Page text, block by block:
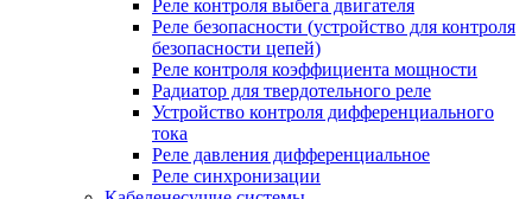
Реле контроля выбега двигателя
Реле безопасности (устройство для контроля
безопасности цепей)
Реле контроля коэффициента мощности
Радиатор для твердотельного реле
Устройство контроля дифференциального
тока
Реле давления дифференциальное
Реле синхронизации